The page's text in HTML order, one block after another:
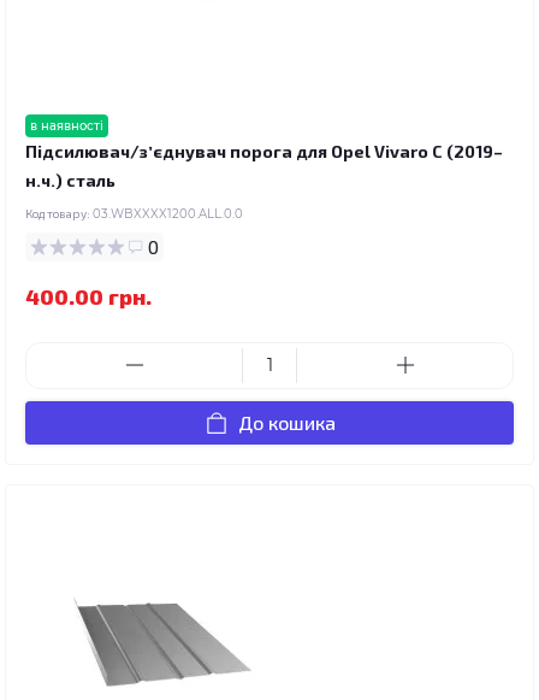
в наявності
Підсилювач/зʼєднувач порога для Opel Vivaro C (2019–
н.ч.) сталь
Код товару: 03.WBXXXX1200.ALL.0.0
0
400.00 грн.
До кошика